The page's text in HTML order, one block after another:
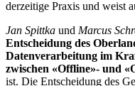
derzeitige Praxis und weist
Jan Spittka und Marcus
Entscheidung des
Datenverarbeitung im
zwischen «Offline»- und
ist. Die Entscheidung des